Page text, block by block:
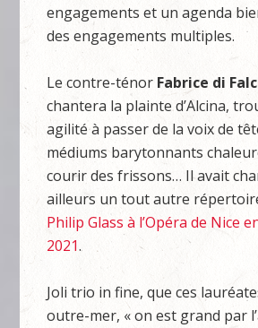
engagements et un agenda
des engagements multiples.
Le contre-ténor Fabrice di
chantera la plainte d’Alcina,
agilité à passer de la voix de
médiums barytonnants
courir des frissons… Il avait
ailleurs un tout autre
Philip Glass à l’Opéra de Nice
2021.
Joli trio in fine, que ces
outre-mer, « on est grand par